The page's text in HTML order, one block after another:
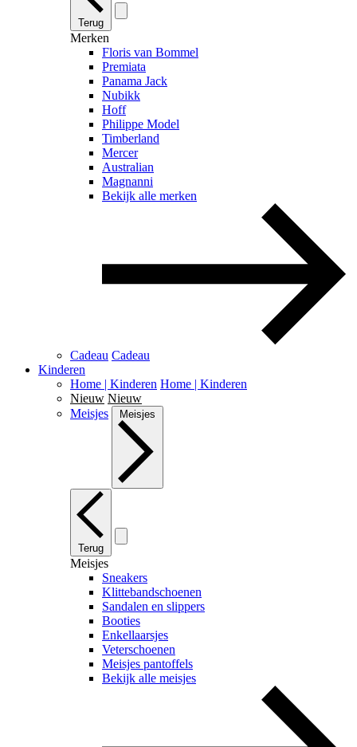
Terug
Merken
Floris van Bommel
Premiata
Panama Jack
Nubikk
Hoff
Philippe Model
Timberland
Mercer
Australian
Magnanni
Bekijk alle merken
Cadeau Cadeau
Kinderen
Home | Kinderen Home | Kinderen
Nieuw Nieuw
Meisjes
Meisjes
Terug
Meisjes
Sneakers
Klittebandschoenen
Sandalen en slippers
Booties
Enkellaarsjes
Veterschoenen
Meisjes pantoffels
Bekijk alle meisjes